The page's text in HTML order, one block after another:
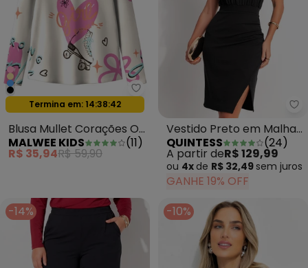
Malwee Kids - Blusa Mullet
Oferta relâmpago
Termina em: 14:38:39
Blusa Mullet Corações Off
White
MALWEE KIDS (11)
R$ 35,94R$ 59,90
Vestido Preto em Malha
Texturizada
QUINTESS (24)
A partir deR$ 129,99
ou 4x de R$ 32,49 sem juros
GANHE 19% OFF
-14%
-10%